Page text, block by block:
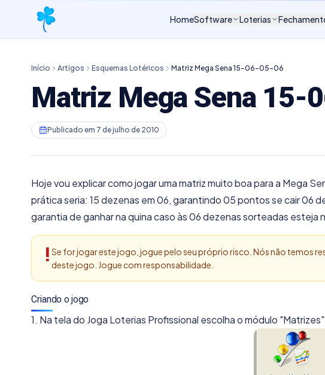
HomeSoftware Loterias
Início Artigos Esquemas Lotéricos Matriz Mega Sena 15-06-05-06
Matriz Mega Sena 15-
Publicado em 7 de julho de 2010
Hoje vou explicar como jogar uma matriz muito boa para a Mega
prática seria: 15 dezenas em 06, garantindo 05 pontos se cair 06
garantia de ganhar na quina caso às 06 dezenas sorteadas esteja
! Se for jogar este jogo, jogue pelo seu próprio risco. Nós não temos
deste jogo. Jogue com responsabilidade.
Criando o jogo
1. Na tela do Joga Loterias Profissional escolha o módulo